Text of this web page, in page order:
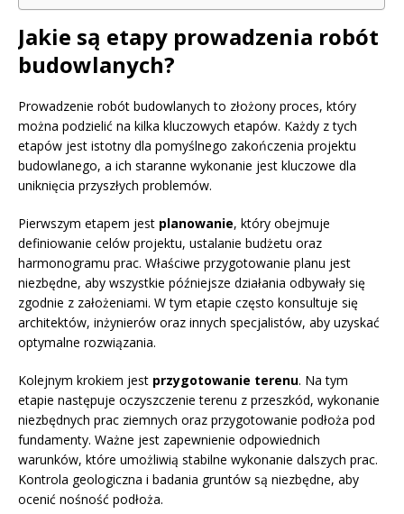
Jakie są etapy prowadzenia robót
budowlanych?
Prowadzenie robót budowlanych to złożony proces, który
można podzielić na kilka kluczowych etapów. Każdy z tych
etapów jest istotny dla pomyślnego zakończenia projektu
budowlanego, a ich staranne wykonanie jest kluczowe dla
uniknięcia przyszłych problemów.
Pierwszym etapem jest planowanie, który obejmuje
definiowanie celów projektu, ustalanie budżetu oraz
harmonogramu prac. Właściwe przygotowanie planu jest
niezbędne, aby wszystkie późniejsze działania odbywały się
zgodnie z założeniami. W tym etapie często konsultuje się
architektów, inżynierów oraz innych specjalistów, aby uzyskać
optymalne rozwiązania.
Kolejnym krokiem jest przygotowanie terenu. Na tym
etapie następuje oczyszczenie terenu z przeszkód, wykonanie
niezbędnych prac ziemnych oraz przygotowanie podłoża pod
fundamenty. Ważne jest zapewnienie odpowiednich
warunków, które umożliwią stabilne wykonanie dalszych prac.
Kontrola geologiczna i badania gruntów są niezbędne, aby
ocenić nośność podłoża.